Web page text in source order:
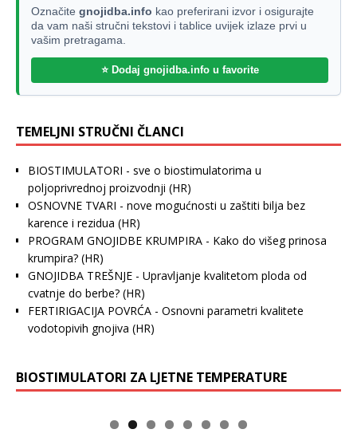
Označite gnojidba.info kao preferirani izvor i osigurajte
da vam naši stručni tekstovi i tablice uvijek izlaze prvi u
vašim pretragama.
⭐ Dodaj gnojidba.info u favorite
TEMELJNI STRUČNI ČLANCI
BIOSTIMULATORI - sve o biostimulatorima u
poljoprivrednoj proizvodnji (HR)
OSNOVNE TVARI - nove mogućnosti u zaštiti bilja bez
karence i rezidua (HR)
PROGRAM GNOJIDBE KRUMPIRA - Kako do višeg prinosa
krumpira? (HR)
GNOJIDBA TREŠNJE - Upravljanje kvalitetom ploda od
cvatnje do berbe? (HR)
FERTIRIGACIJA POVRĆA - Osnovni parametri kvalitete
vodotopivih gnojiva (HR)
BIOSTIMULATORI ZA LJETNE TEMPERATURE